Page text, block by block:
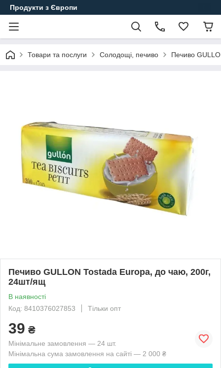
Продукти з Європи
Товари та послуги Солодощі, печиво Печиво
Печиво GULLON Tostada Europa, до чаю, 200г,
24шт/ящ
В наявності
Код: 8410376027853
Тільки опт
39 ₴
Мінімальне замовлення — 24 шт.
Мінімальна сума замовлення на сайті — 2 000 ₴